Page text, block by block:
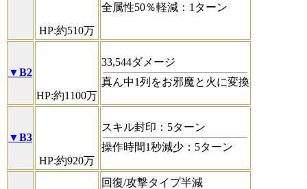
HP:約510万
全属性50％軽減：1ターン
▼B2
HP:約1100万
33,544ダメージ
真ん中1列をお邪魔と火に変換
▼B3
HP:約920万
スキル封印：5ターン
操作時間1秒減少：5ターン
回復/攻撃タイプ半減